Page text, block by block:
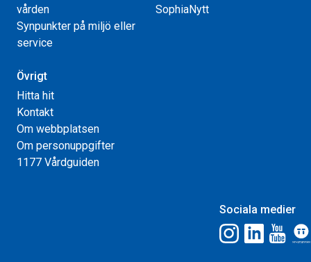
vården
Synpunkter på miljö eller
service
SophiaNytt
Övrigt
Hitta hit
Kontakt
Om webbplatsen
Om personuppgifter
1177 Vårdguiden
Sociala medier